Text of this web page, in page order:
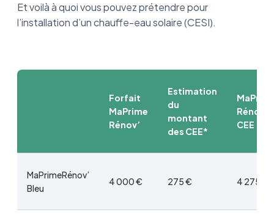
Et voilà à quoi vous pouvez prétendre pour
l’installation d’un chauffe-eau solaire (CESI).
Forfait
MaPrime
Rénov’
Estimation
du
montant
des CEE*
Rénov’ +
CEE
MaPrimeRénov’
Bleu
4 000 € 275 € 4 275 €